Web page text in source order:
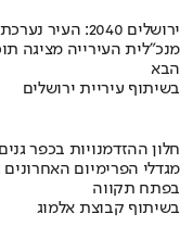
ירושלים 2040: העיר נערכת ל- 1.5 מליון תושבים
מנכ"לית העירייה מציגה
הבא
בשיתוף עיריית ירושלים
חלון ההזדמנויות בכפר
בפתח תקווה
בשיתוף קבוצת אלמוג